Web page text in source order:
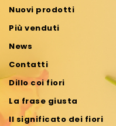
Nuovi prodotti
Più venduti
News
Contatti
Dillo coi fiori
La frase giusta
Il significato dei fiori